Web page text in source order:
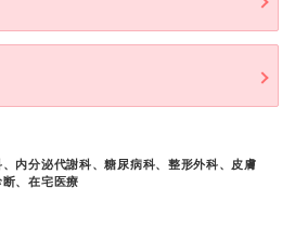
内分泌代謝科、糖尿病科、整形外科、皮膚
、在宅医療